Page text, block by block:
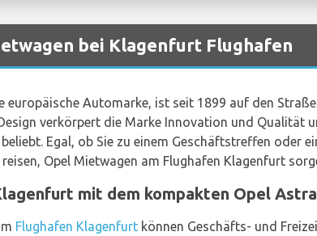
bei Klagenfurt Flughafen
europäische Automarke, ist seit 1899 auf den
verkörpert die Marke Innovation und Qualität
Egal, ob Sie zu einem Geschäftstreffen oder
Opel Mietwagen am Flughafen Klagenfurt
mit dem kompakten Opel Astra
Flughafen Klagenfurt können Geschäfts- und